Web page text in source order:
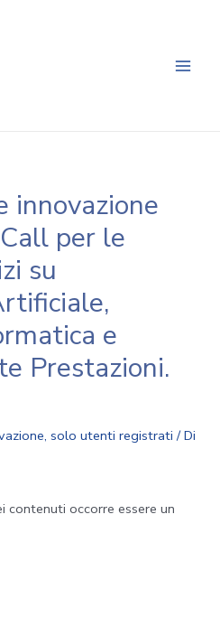
innovazione
per le
su
e
Prestazioni.
,solo utenti registrati / Di
contenuti occorre essere un